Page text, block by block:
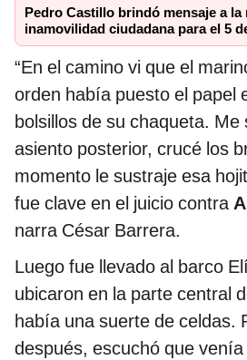
Pedro Castillo brindó mensaje a
inamovilidad ciudadana para el 5
“En el camino vi que el
orden había puesto el papel
bolsillos de su chaqueta. Me
asiento posterior, crucé los
momento le sustraje esa
fue clave en el juicio contra
narra César Barrera.
Luego fue llevado al barco
ubicaron en la parte central
había una suerte de celdas.
después, escuchó que